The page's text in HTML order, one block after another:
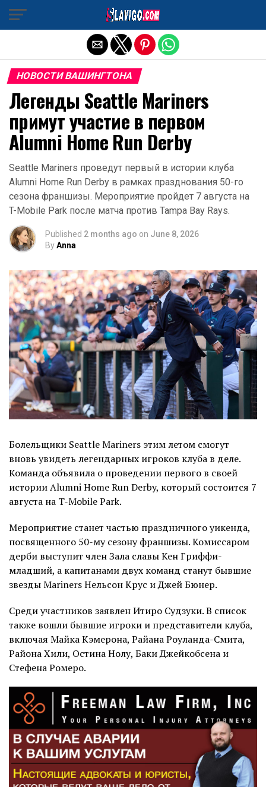
НОВОСТИ ВАШИНГТОНА
Легенды Seattle Mariners
примут участие в первом
Alumni Home Run Derby
Seattle Mariners проведут первый в истории клуба
Alumni Home Run Derby в рамках празднования 50-го
сезона франшизы. Мероприятие пройдет 7 августа на
T-Mobile Park после матча против Tampa Bay Rays.
Published 2 months ago on June 8, 2026
ByAnna
Болельщики Seattle Mariners этим летом смогут
вновь увидеть легендарных игроков клуба в деле.
Команда объявила о проведении первого в своей
истории Alumni Home Run Derby, который состоится 7
августа на T-Mobile Park.
Мероприятие станет частью праздничного уикенда,
посвященного 50-му сезону франшизы. Комиссаром
дерби выступит член Зала славы Кен Гриффи-
младший, а капитанами двух команд станут бывшие
звезды Mariners Нельсон Крус и Джей Бюнер.
Среди участников заявлен Итиро Судзуки. В список
также вошли бывшие игроки и представители клуба,
включая Майка Кэмерона, Райана Роуланда-Смита,
Района Хили, Остина Нолу, Баки Джейкобсена и
Стефена Ромеро.
Exit mobile version